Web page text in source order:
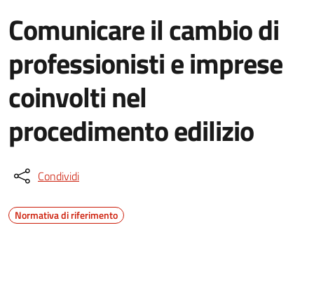
Comunicare il cambio di
professionisti e imprese
coinvolti nel
procedimento edilizio
Condividi
Normativa di riferimento